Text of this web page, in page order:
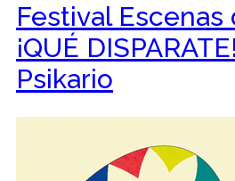
Festival Escenas
¡QUÉ
Psikario